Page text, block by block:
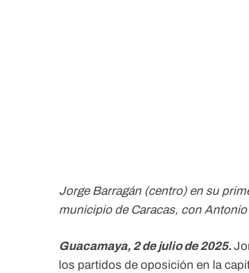
Jorge Barragán (centro) en su
municipio de Caracas, con
Guacamaya, 2 de julio de 2025.
los partidos de oposición en la